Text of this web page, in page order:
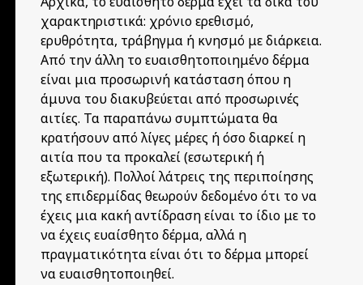
χαρακτηριστικά: χρόνιο ερεθισμό,
ερυθρότητα, τράβηγμα ή κνησμό με διάρκεια.
Από την άλλη το ευαισθητοποιημένο δέρμα
είναι μια προσωρινή κατάσταση όπου η
άμυνα του διακυβεύεται από προσωρινές
αιτίες. Τα παραπάνω συμπτώματα θα
κρατήσουν από λίγες μέρες ή όσο διαρκεί η
αιτία που τα προκαλεί (εσωτερική ή
εξωτερική). Πολλοί λάτρεις της περιποίησης
της επιδερμίδας θεωρούν δεδομένο ότι το να
έχεις μια κακή αντίδραση είναι το ίδιο με το
να έχεις ευαίσθητο δέρμα, αλλά η
πραγματικότητα είναι ότι το δέρμα μπορεί
να ευαισθητοποιηθεί.